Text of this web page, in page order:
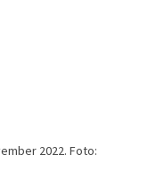
2022. Foto: